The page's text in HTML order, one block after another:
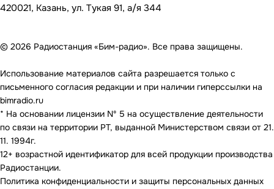
420021, Казань, ул. Тукая 91, а/я 344
© 2026 Радиостанция «Бим-радио». Все права защищены.
Использование материалов сайта разрешается только с
письменного согласия редакции и при наличии гиперссылки на
bimradio.ru
* На основании лицензии Nº 5 на осуществление деятельности
по связи на территории РТ, выданной Министерством связи от 21.
11. 1994г.
12+ возрастной идентификатор для всей продукции производства
Радиостанции.
Политика конфиденциальности и защиты персональных данных